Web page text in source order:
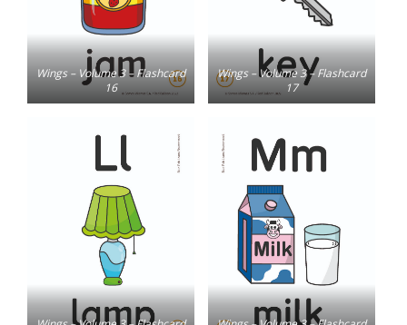
Wings – Volume 3 – Flashcard
16
Wings – Volume 3 – Flashcard
17